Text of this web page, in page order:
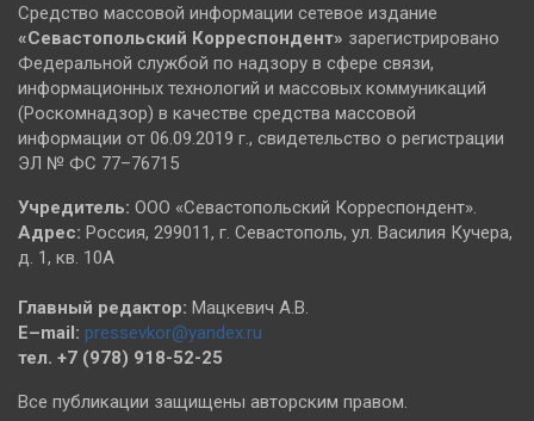
Средство массовой информации сетевое издание
«Севастопольский Корреспондент» зарегистрировано
Федеральной службой по надзору в сфере связи,
информационных технологий и массовых коммуникаций
(Роскомнадзор) в качестве средства массовой
информации от 06.09.2019 г., свидетельство о регистрации
ЭЛ № ФС 77–76715
Учредитель: ООО «Севастопольский Корреспондент».
Адрес: Россия, 299011, г. Севастополь, ул. Василия Кучера,
д. 1, кв. 10А
Главный редактор: Мацкевич А.В.
E–mail: pressevkor@yandex.ru
тел. +7 (978) 918-52-25
Все публикации защищены авторским правом.